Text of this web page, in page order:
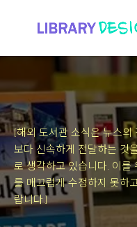
[해외 도서관 소식은 뉴스의
보다 신속하게 전달하는 것
로 생각하고 있습니다. 이를
를 매끄럽게 수정하지 못하
랍니다.]